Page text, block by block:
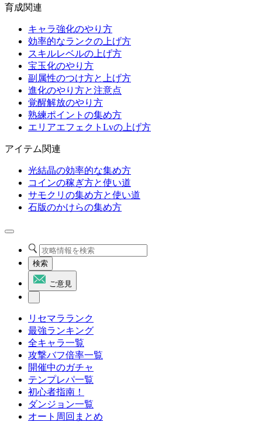
育成関連
キャラ強化のやり方
効率的なランクの上げ方
スキルレベルの上げ方
宝玉化のやり方
副属性のつけ方と上げ方
進化のやり方と注意点
覚醒解放のやり方
熟練ポイントの集め方
エリアエフェクトLvの上げ方
アイテム関連
光結晶の効率的な集め方
コインの稼ぎ方と使い道
サモクリの集め方と使い道
石版のかけらの集め方
検索
ご意見
リセマラランク
最強ランキング
全キャラ一覧
攻撃バフ倍率一覧
開催中のガチャ
テンプレパ一覧
初心者指南！
ダンジョン一覧
オート周回まとめ